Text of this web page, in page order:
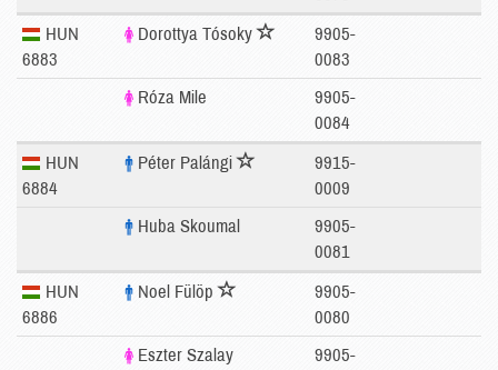
HUN
6883
Dorottya Tósoky
9905-
0083
Róza Mile
9905-
0084
HUN
6884
Péter Palángi
9915-
0009
Huba Skoumal
9905-
0081
HUN
6886
Noel Fülöp
9905-
0080
Eszter Szalay
9905-